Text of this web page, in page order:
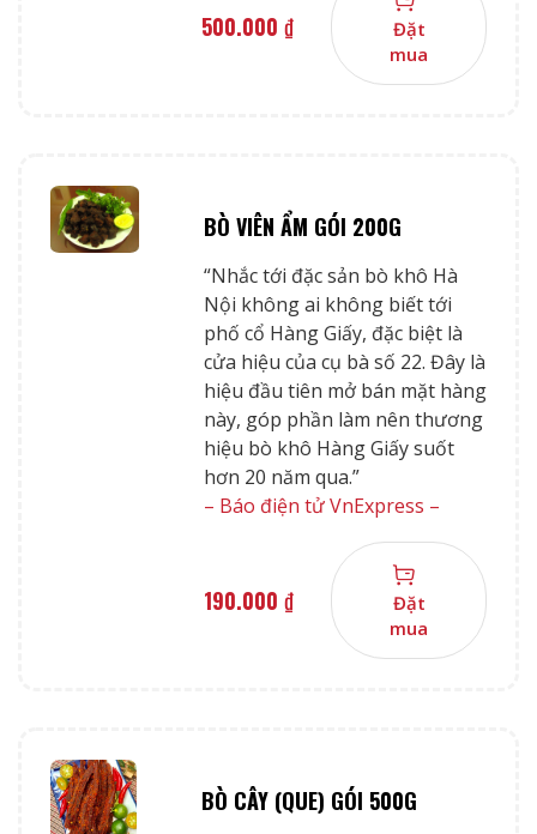
500.000 ₫
Đặt
mua
BÒ VIÊN ẨM GÓI 200G
“Nhắc tới đặc sản bò khô Hà
Nội không ai không biết tới
phố cổ Hàng Giấy, đặc biệt là
cửa hiệu của cụ bà số 22. Đây là
hiệu đầu tiên mở bán mặt hàng
này, góp phần làm nên thương
hiệu bò khô Hàng Giấy suốt
hơn 20 năm qua.”
– Báo điện tử VnExpress –
190.000 ₫
Đặt
mua
BÒ CÂY (QUE) GÓI 500G